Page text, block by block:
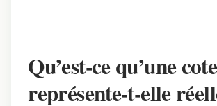
Qu’est-ce qu’une
représente-t-elle